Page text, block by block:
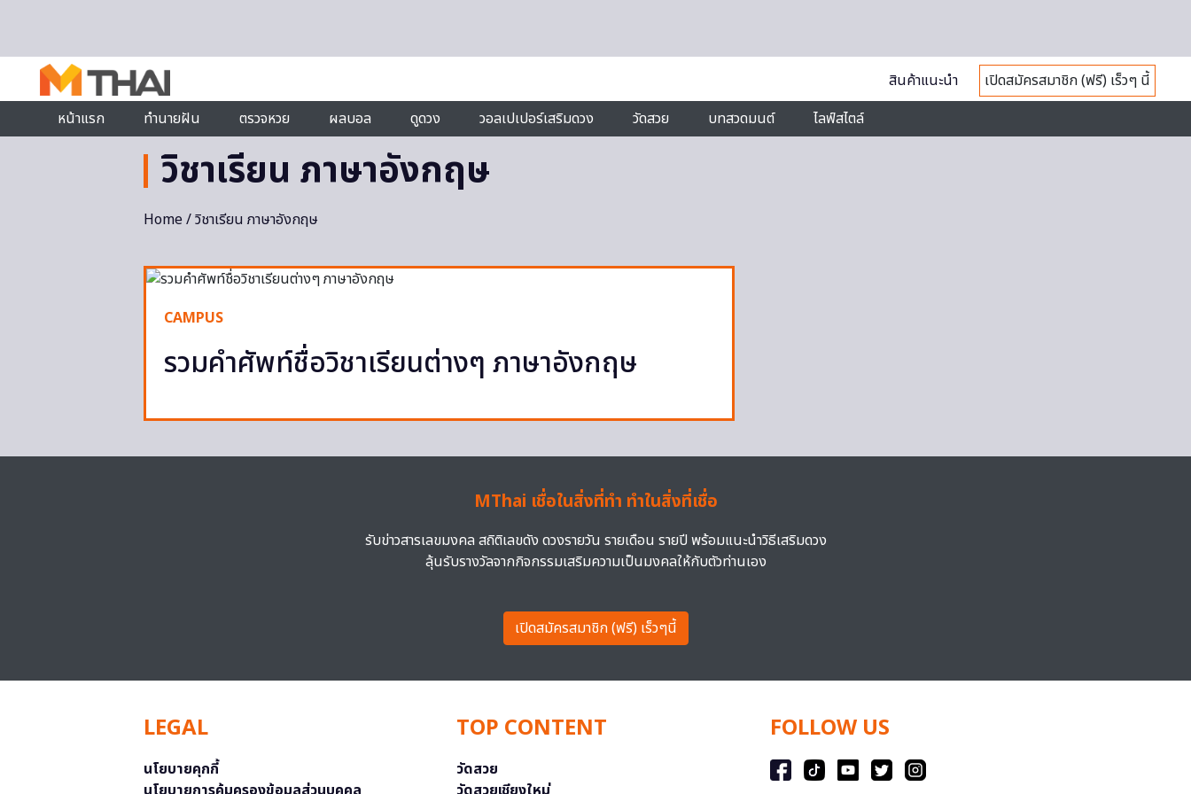
สินค้าแนะนำ
เปิดสมัครสมาชิก (ฟรี) เร็วๆ นี้
หน้าแรก
ทำนายฝัน ตรวจหวย ผลบอล ดูดวง วอลเปเปอร์เสริมดวง วัดสวย บทสวดมนต์ ไลฟ์สไตล์
วิชาเรียน ภาษาอังกฤษ
Home/ วิชาเรียน ภาษาอังกฤษ
CAMPUS
รวมคำศัพท์ชื่อวิชาเรียนต่างๆ ภาษาอังกฤษ
MThai เชื่อในสิ่งที่ทำ ทำในสิ่งที่เชื่อ
รับข่าวสารเลขมงคล สถิติเลขดัง ดวงรายวัน รายเดือน รายปี พร้อมแนะนำวิธีเสริมดวง
ลุ้นรับรางวัลจากกิจกรรมเสริมความเป็นมงคลให้กับตัวท่านเอง
เปิดสมัครสมาชิก (ฟรี) เร็วๆนี้
LEGAL
นโยบายคุกกี้
TOP CONTENT
วัดสวย
FOLLOW US